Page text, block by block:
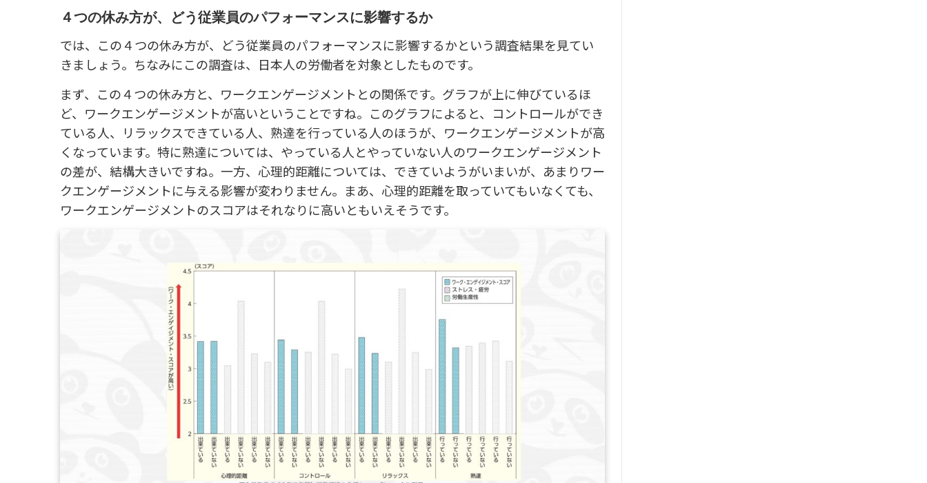
４つの休み方が、どう従業員のパフォーマンスに影響するか
では、この４つの休み方が、どう従業員のパフォーマンスに影響するかという調査結果を見てい
きましょう。ちなみにこの調査は、日本人の労働者を対象としたものです。
まず、この４つの休み方と、ワークエンゲージメントとの関係です。グラフが上に伸びているほ
ど、ワークエンゲージメントが高いということですね。このグラフによると、コントロールができ
ている人、リラックスできている人、熟達を行っている人のほうが、ワークエンゲージメントが高
くなっています。特に熟達については、やっている人とやっていない人のワークエンゲージメント
の差が、結構大きいですね。一方、心理的距離については、できていようがいまいが、あまりワー
クエンゲージメントに与える影響が変わりません。まあ、心理的距離を取っていてもいなくても、
ワークエンゲージメントのスコアはそれなりに高いともいえそうです。